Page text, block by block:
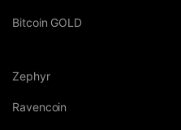
Bitcoin GOLD
Zephyr
Ravencoin